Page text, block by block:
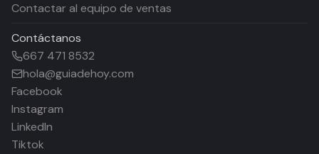
Contactar al equipo de ventas
Contáctanos
667 471 8532
hola@guiadehoy.com
Facebook
Instagram
LinkedIn
Tiktok